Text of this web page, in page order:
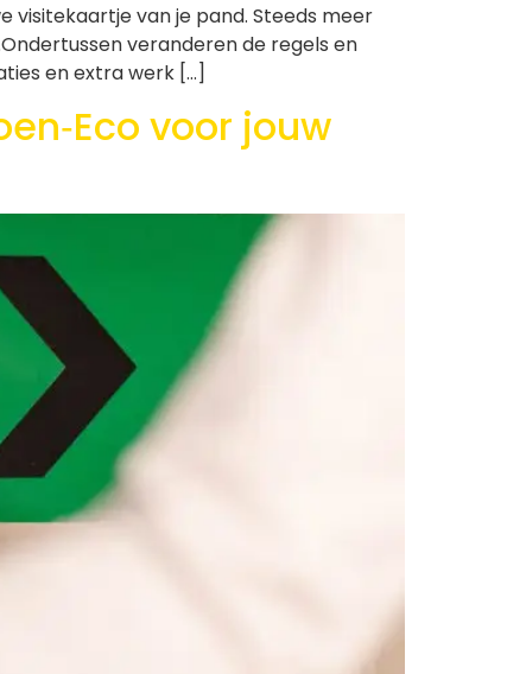
visitekaartje van je pand. Steeds meer
veranderen de regels en
en extra werk […]
voor jouw